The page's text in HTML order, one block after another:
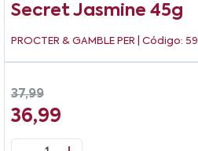
Secret Jasmine 45g
PROCTER & GAMBLE PER | Código:
37,99
36,99